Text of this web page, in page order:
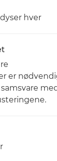
dyser hver
er